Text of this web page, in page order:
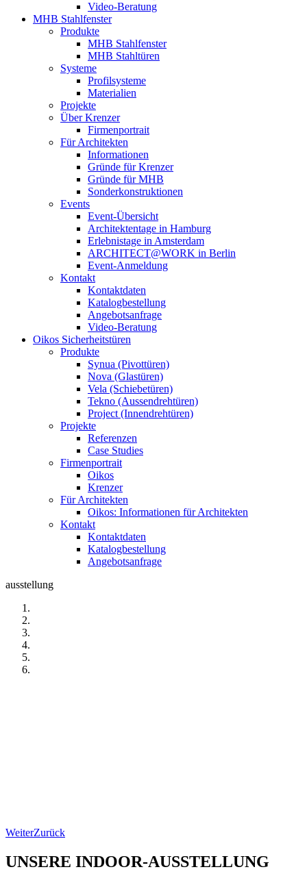
Video-Beratung
MHB Stahlfenster
Produkte
MHB Stahlfenster
MHB Stahltüren
Systeme
Profilsysteme
Materialien
Projekte
Über Krenzer
Firmenportrait
Für Architekten
Informationen
Gründe für Krenzer
Gründe für MHB
Sonderkonstruktionen
Events
Event-Übersicht
Architektentage in Hamburg
Erlebnistage in Amsterdam
ARCHITECT@WORK in Berlin
Event-Anmeldung
Kontakt
Kontaktdaten
Katalogbestellung
Angebotsanfrage
Video-Beratung
Oikos Sicherheitstüren
Produkte
Synua (Pivottüren)
Nova (Glastüren)
Vela (Schiebetüren)
Tekno (Aussendrehtüren)
Project (Innendrehtüren)
Projekte
Referenzen
Case Studies
Firmenportrait
Oikos
Krenzer
Für Architekten
Oikos: Informationen für Architekten
Kontakt
Kontaktdaten
Katalogbestellung
Angebotsanfrage
ausstellung
WeiterZurück
UNSERE INDOOR-AUSSTELLUNG